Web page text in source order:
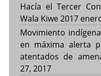
Hacía el Tercer
Wala Kiwe 2017
Movimiento
en máxima alerta
atentados de
27, 2017